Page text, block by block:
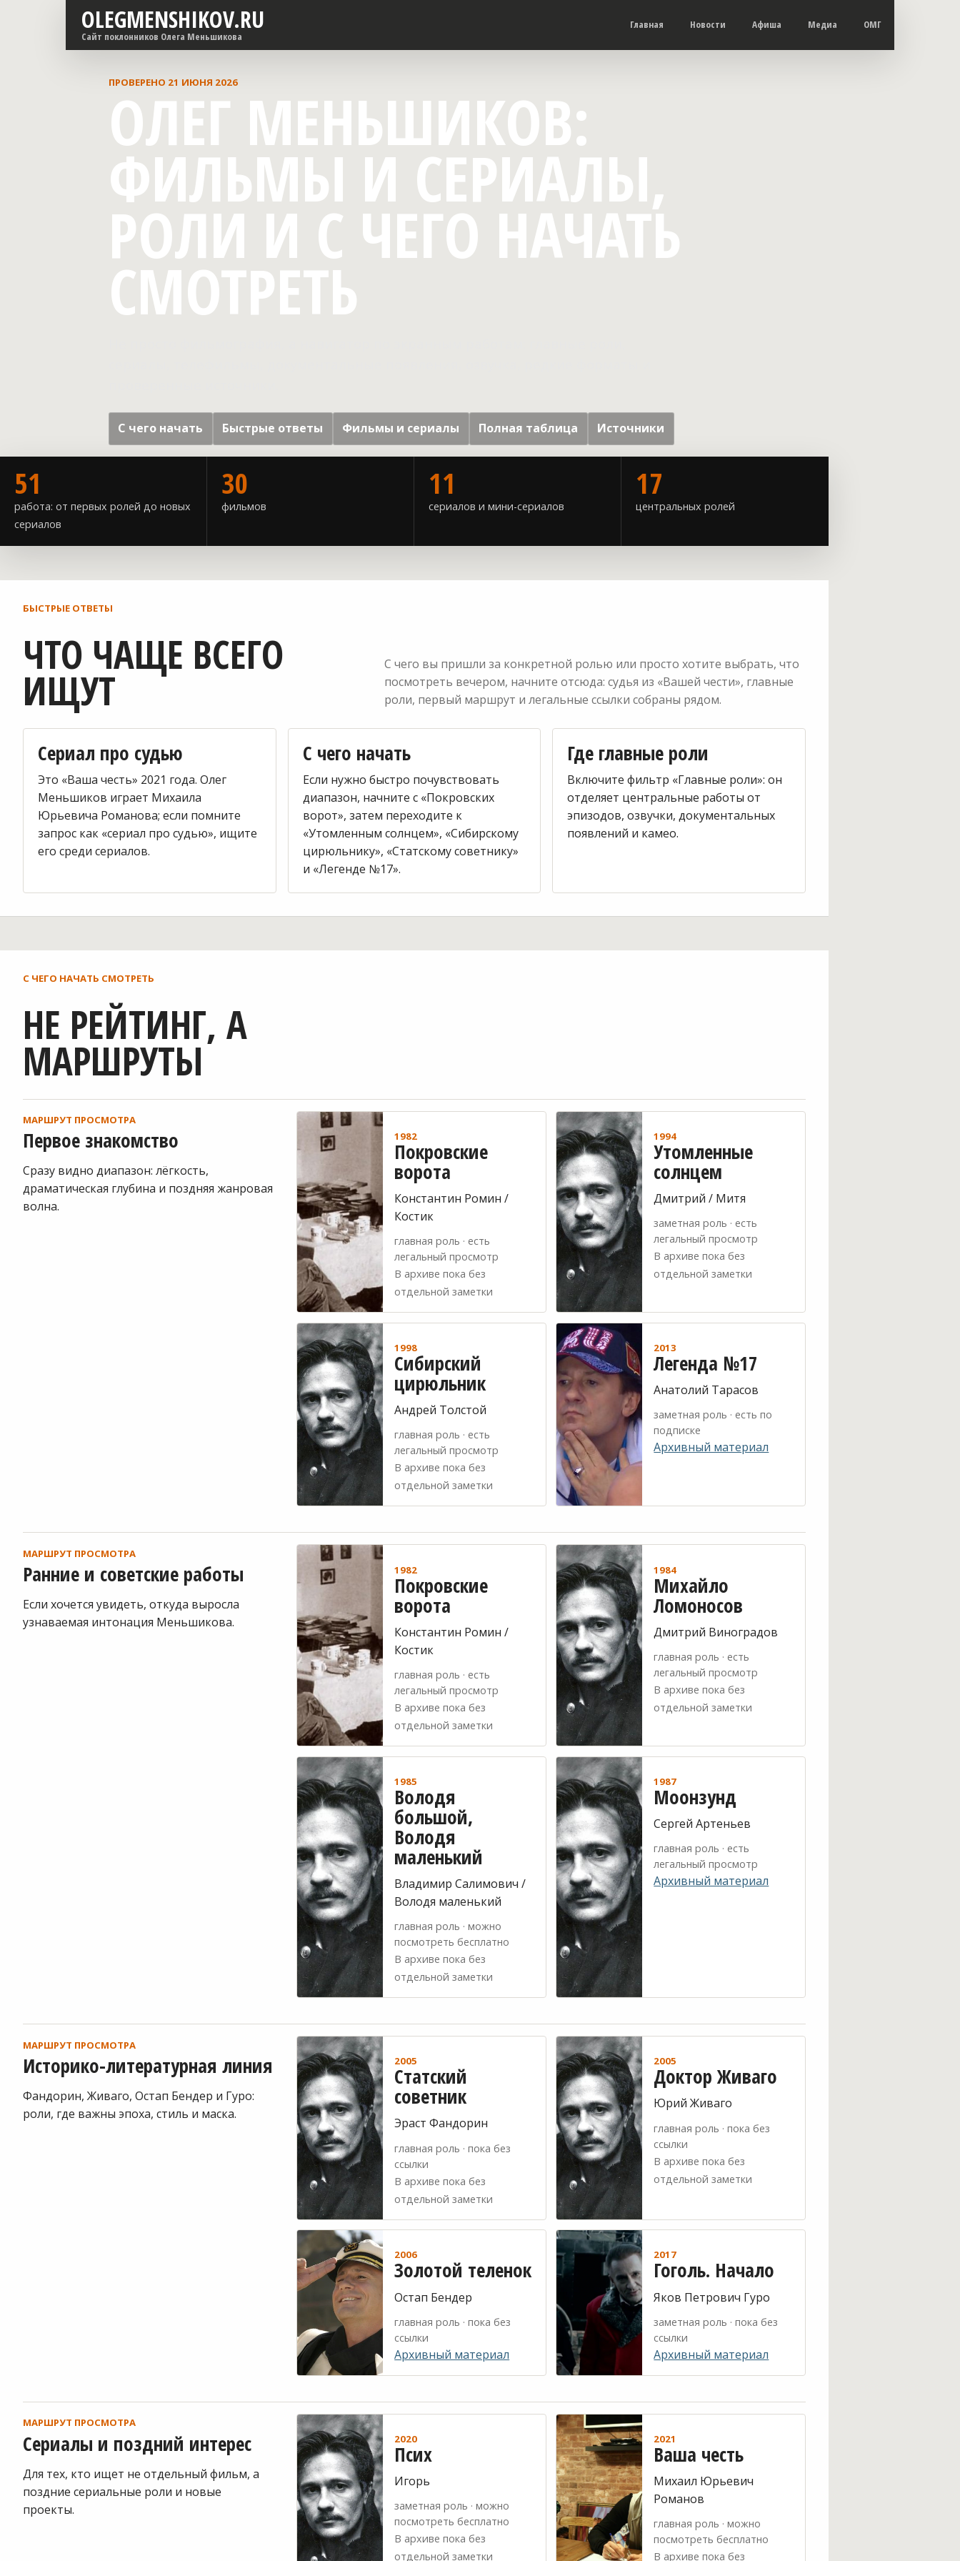
OLEGMENSHIKOV.RU
Сайт поклонников Олега Меньшикова
Главная Новости Афиша Медиа ОМГ
ПРОВЕРЕНО 21 ИЮНЯ 2026
ОЛЕГ МЕНЬШИКОВ:
ФИЛЬМЫ И СЕРИАЛЫ,
РОЛИ И С ЧЕГО НАЧАТЬ
СМОТРЕТЬ
С чего начать Быстрые ответы Фильмы и сериалы Полная таблица Источники
51
работа: от первых ролей до новых
сериалов
30
фильмов
11
сериалов и мини-сериалов
17
центральных ролей
БЫСТРЫЕ ОТВЕТЫ
ЧТО ЧАЩЕ ВСЕГО
ИЩУТ
С чего вы пришли за конкретной ролью или просто хотите выбрать, что
посмотреть вечером, начните отсюда: судья из «Вашей чести», главные
роли, первый маршрут и легальные ссылки собраны рядом.
Сериал про судью
Это «Ваша честь» 2021 года. Олег
Меньшиков играет Михаила
Юрьевича Романова; если помните
запрос как «сериал про судью», ищите
его среди сериалов.
С чего начать
Если нужно быстро почувствовать
диапазон, начните с «Покровских
ворот», затем переходите к
«Утомленным солнцем», «Сибирскому
цирюльнику», «Статскому советнику»
и «Легенде №17».
Где главные роли
Включите фильтр «Главные роли»: он
отделяет центральные работы от
эпизодов, озвучки, документальных
появлений и камео.
С ЧЕГО НАЧАТЬ СМОТРЕТЬ
НЕ РЕЙТИНГ, А
МАРШРУТЫ
МАРШРУТ ПРОСМОТРА
Первое знакомство
Сразу видно диапазон: лёгкость,
драматическая глубина и поздняя жанровая
волна.
1982
Покровские
ворота
Константин Ромин /
Костик
главная роль · есть
легальный просмотр
В архиве пока без
отдельной заметки
1994
Утомленные
солнцем
Дмитрий / Митя
заметная роль · есть
легальный просмотр
В архиве пока без
отдельной заметки
1998
Сибирский
цирюльник
Андрей Толстой
главная роль · есть
легальный просмотр
В архиве пока без
отдельной заметки
2013
Легенда №17
Анатолий Тарасов
заметная роль · есть по
подписке
Архивный материал
МАРШРУТ ПРОСМОТРА
Ранние и советские работы
Если хочется увидеть, откуда выросла
узнаваемая интонация Меньшикова.
1982
Покровские
ворота
Константин Ромин /
Костик
главная роль · есть
легальный просмотр
В архиве пока без
отдельной заметки
1984
Михайло
Ломоносов
Дмитрий Виноградов
главная роль · есть
легальный просмотр
В архиве пока без
отдельной заметки
1985
Володя
большой,
Володя
маленький
Владимир Салимович /
Володя маленький
главная роль · можно
посмотреть бесплатно
В архиве пока без
отдельной заметки
1987
Моонзунд
Сергей Артеньев
главная роль · есть
легальный просмотр
Архивный материал
МАРШРУТ ПРОСМОТРА
Историко-литературная линия
Фандорин, Живаго, Остап Бендер и Гуро:
роли, где важны эпоха, стиль и маска.
2005
Статский
советник
Эраст Фандорин
главная роль · пока без
ссылки
В архиве пока без
отдельной заметки
2005
Доктор Живаго
Юрий Живаго
главная роль · пока без
ссылки
В архиве пока без
отдельной заметки
2006
Золотой теленок
Остап Бендер
главная роль · пока без
ссылки
Архивный материал
2017
Гоголь. Начало
Яков Петрович Гуро
заметная роль · пока без
ссылки
Архивный материал
МАРШРУТ ПРОСМОТРА
Сериалы и поздний интерес
Для тех, кто ищет не отдельный фильм, а
поздние сериальные роли и новые
проекты.
2020
Псих
Игорь
заметная роль · можно
посмотреть бесплатно
В архиве пока без
отдельной заметки
2021
Ваша честь
Михаил Юрьевич
Романов
главная роль · можно
посмотреть бесплатно
В архиве пока без